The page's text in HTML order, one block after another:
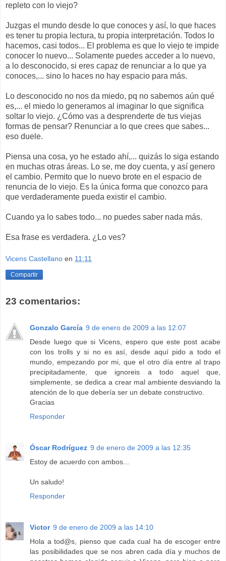
repleto con lo viejo?
Juzgas el mundo desde lo que conoces y así, lo que haces
es tener tu propia lectura, tu propia interpretación. Todos lo
hacemos, casi todos... El problema es que lo viejo te impide
conocer lo nuevo... Solamente puedes acceder a lo nuevo,
a lo desconocido, si eres capaz de renunciar a lo que ya
conoces,... sino lo haces no hay espacio para más.
Lo desconocido no nos da miedo, pq no sabemos aún qué
es,... el miedo lo generamos al imaginar lo que significa
soltar lo viejo. ¿Cómo vas a desprenderte de tus viejas
formas de pensar? Renunciar a lo que crees que sabes...
eso duele.
Piensa una cosa, yo he estado ahí,... quizás lo siga estando
en muchas otras áreas. Lo se, me doy cuenta, y así genero
el cambio. Permito que lo nuevo brote en el espacio de
renuncia de lo viejo. Es la única forma que conozco para
que verdaderamente pueda existir el cambio.
Cuando ya lo sabes todo... no puedes saber nada más.
Esa frase es verdadera. ¿Lo ves?
Vicens Castellano en 11:11
Compartir
23 comentarios:
Gonzalo García 9 de enero de 2009 a las 12:07
Desde luego que si Vicens, espero que este post acabe
con los trolls y si no es así, desde aquí pido a todo el
mundo, empezando por mi, que el otro día entre al trapo
precipitadamente, que ignoreis a todo aquel que,
simplemente, se dedica a crear mal ambiente desviando la
atención de lo que debería ser un debate constructivo.
Gracias
Responder
Óscar Rodríguez 9 de enero de 2009 a las 12:35
Estoy de acuerdo con ambos...
Un saludo!
Responder
Victor 9 de enero de 2009 a las 14:10
Hola a tod@s, pienso que cada cual ha de escoger entre
las posibilidades que se nos abren cada día y muchos de